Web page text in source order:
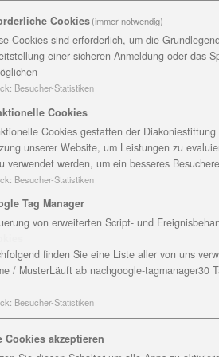
im Seniorenzentrum
blickt auf ein langes
2012, die Steinerne
selten.
Jahr im Seniorenzentrum
besuchen zu können, denn
Gottesdienst wurde in der
mit vielen Enkel- und
gefeiert“,
Cookies(immer notwendig)
Cookies sind erforderlich, um die
einer sicheren Anmeldung oder das
: Besucher-Statistiken
Cookies
Cookies gestatten der
unserer Website, um Leistungen zu
verwendet werden, um ein besseres
: Besucher-Statistiken
Tag Manager
von erweiterten Script- und
finden Sie eine Liste aller von uns
/ MusterLäuft ab nachgoogle-tagmanager30
: Besucher-Statistiken
Cookies akzeptieren